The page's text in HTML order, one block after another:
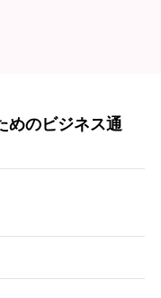
めのビジネス通